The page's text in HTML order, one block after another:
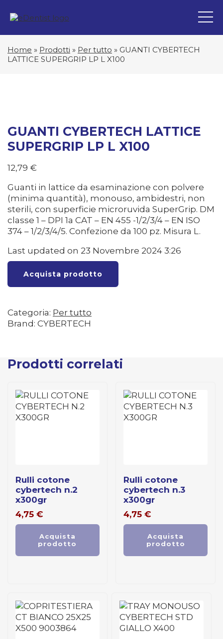
Home » Prodotti » Per tutto » GUANTI CYBERTECH
LATTICE SUPERGRIP LP L X100
GUANTI CYBERTECH LATTICE
SUPERGRIP LP L X100
12,79 €
Guanti in lattice da esaminazione con polvere
(minima quantità), monouso, ambidestri, non
sterili, con superficie microruvida SuperGrip. DM
classe 1 – DPI 1a CAT – EN 455 -1/2/3/4 – EN ISO
374 – 1/2/3/4/5. Confezione da 100 pz. Misura L.
Last updated on 23 Novembre 2024 3:26
Acquista prodotto
Categoria: Per tutto
Brand: CYBERTECH
Prodotti correlati
rulli cotone
cybertech n.2
x300gr
4,75 €
Acquista
prodotto
rulli cotone
cybertech n.3
x300gr
4,75 €
Acquista
prodotto